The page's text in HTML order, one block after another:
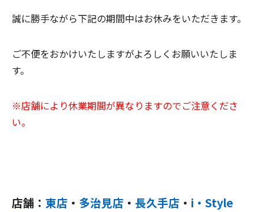
誠に勝手ながら下記の期間中はお休みをいただきます。
ご不便をおかけいたしますがよろしくお願いいたしま
す。
※店舗により休業期間が異なりますのでご注意くださ
い。
店舗： 東店 ・ 多治見店 ・ 長久手店 ・ i・Style